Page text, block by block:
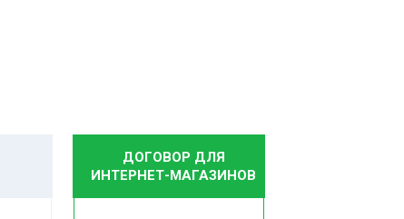
ДОГОВОР ДЛЯ
ИНТЕРНЕТ-МАГАЗИНОВ